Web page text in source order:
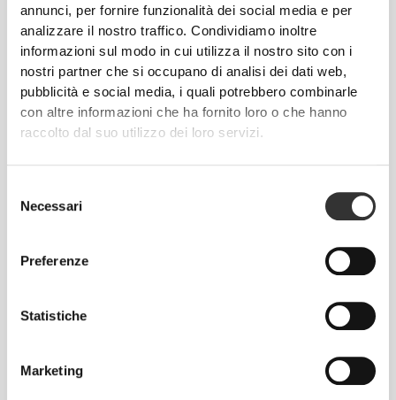
annunci, per fornire funzionalità dei social media e per
analizzare il nostro traffico. Condividiamo inoltre
informazioni sul modo in cui utilizza il nostro sito con i
nostri partner che si occupano di analisi dei dati web,
pubblicità e social media, i quali potrebbero combinarle
con altre informazioni che ha fornito loro o che hanno
raccolto dal suo utilizzo dei loro servizi.
delNecessari
Preferenze
Statistiche
Marketing
Pacela